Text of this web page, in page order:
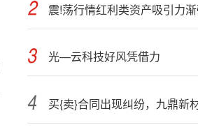
光—云科技好风凭借力